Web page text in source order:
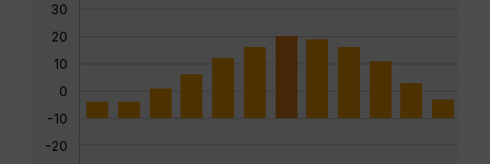
30
20
10
0
-10
-20